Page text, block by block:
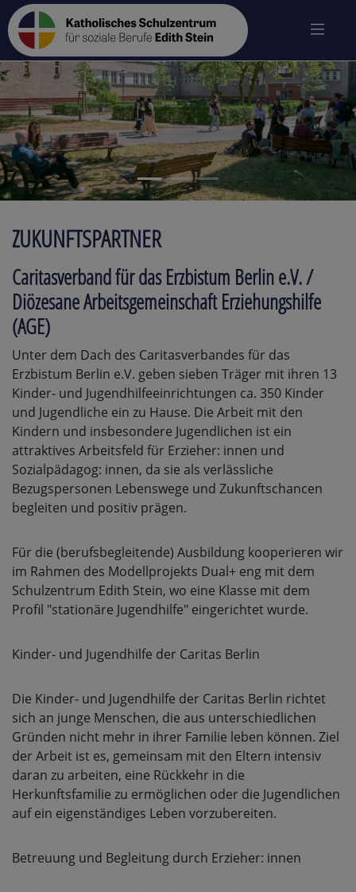
zurück
ZUKUNFTSPARTNER
Caritasverband für das Erzbistum Berlin e.V. /
Diözesane Arbeitsgemeinschaft Erziehungshilfe
(AGE)
Unter dem Dach des Caritasverbandes für das
Erzbistum Berlin e.V. geben sieben Träger mit ihren 13
Kinder- und Jugendhilfeeinrichtungen ca. 350 Kinder
und Jugendliche ein zu Hause. Die Arbeit mit den
Kindern und insbesondere Jugendlichen ist ein
attraktives Arbeitsfeld für Erzieher: innen und
Sozialpädagog: innen, da sie als verlässliche
Bezugspersonen Lebenswege und Zukunftschancen
begleiten und positiv prägen.
Für die (berufsbegleitende) Ausbildung kooperieren wir
im Rahmen des Modellprojekts Dual+ eng mit dem
Schulzentrum Edith Stein, wo eine Klasse mit dem
Profil "stationäre Jugendhilfe" eingerichtet wurde.
Kinder- und Jugendhilfe der Caritas Berlin
Die Kinder- und Jugendhilfe der Caritas Berlin richtet
sich an junge Menschen, die aus unterschiedlichen
Gründen nicht mehr in ihrer Familie leben können. Ziel
der Arbeit ist es, gemeinsam mit den Eltern intensiv
daran zu arbeiten, eine Rückkehr in die
Herkunftsfamilie zu ermöglichen oder die Jugendlichen
auf ein eigenständiges Leben vorzubereiten.
Betreuung und Begleitung durch Erzieher: innen